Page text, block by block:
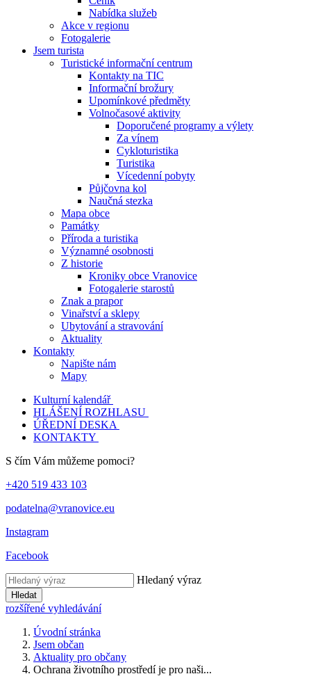
Nabídka služeb
Akce v regionu
Fotogalerie
Jsem turista
Turistické informační centrum
Kontakty na TIC
Informační brožury
Upomínkové předměty
Volnočasové aktivity
Doporučené programy a výlety
Za vínem
Cykloturistika
Turistika
Vícedenní pobyty
Půjčovna kol
Naučná stezka
Mapa obce
Památky
Příroda a turistika
Významné osobnosti
Z historie
Kroniky obce Vranovice
Fotogalerie starostů
Znak a prapor
Vinařství a sklepy
Ubytování a stravování
Aktuality
Kontakty
Napište nám
Mapy
Kulturní kalendář
HLÁŠENÍ ROZHLASU
ÚŘEDNÍ DESKA
KONTAKTY
S čím Vám můžeme pomoci?
+420 519 433 103
podatelna@vranovice.eu
Instagram
Facebook
Hledaný výraz
Hledat
rozšířené vyhledávání
Úvodní stránka
Jsem občan
Aktuality pro občany
Ochrana životního prostředí je pro naši...